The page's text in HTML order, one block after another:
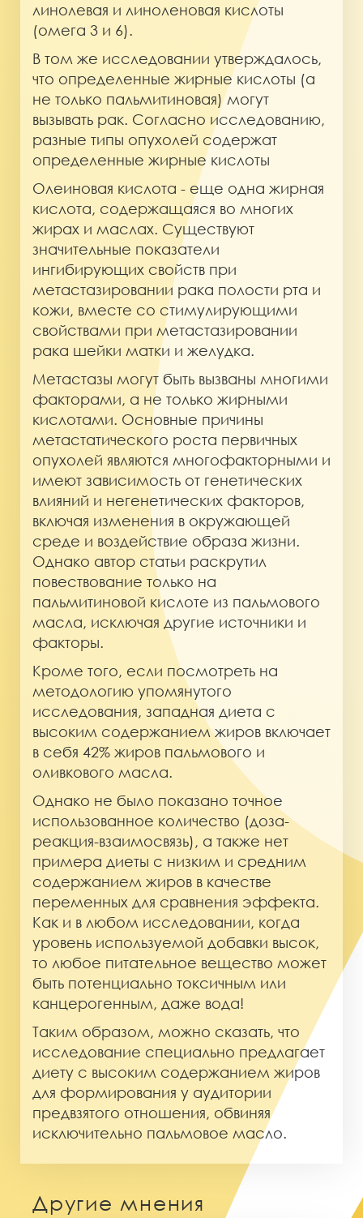
линолевая и линоленовая кислоты
(омега 3 и 6).
В том же исследовании утверждалось,
что определенные жирные кислоты (а
не только пальмитиновая) могут
вызывать рак. Согласно исследованию,
разные типы опухолей содержат
определенные жирные кислоты
Олеиновая кислота - еще одна жирная
кислота, содержащаяся во многих
жирах и маслах. Существуют
значительные показатели
ингибирующих свойств при
метастазировании рака полости рта и
кожи, вместе со стимулирующими
свойствами при метастазировании
рака шейки матки и желудка.
Метастазы могут быть вызваны многими
факторами, а не только жирными
кислотами. Основные причины
метастатического роста первичных
опухолей являются многофакторными и
имеют зависимость от генетических
влияний и негенетических факторов,
включая изменения в окружающей
среде и воздействие образа жизни.
Однако автор статьи раскрутил
повествование только на
пальмитиновой кислоте из пальмового
масла, исключая другие источники и
факторы.
Кроме того, если посмотреть на
методологию упомянутого
исследования, западная диета с
высоким содержанием жиров включает
в себя 42% жиров пальмового и
оливкового масла.
Однако не было показано точное
использованное количество (доза-
реакция-взаимосвязь), а также нет
примера диеты с низким и средним
содержанием жиров в качестве
переменных для сравнения эффекта.
Как и в любом исследовании, когда
уровень используемой добавки высок,
то любое питательное вещество может
быть потенциально токсичным или
канцерогенным, даже вода!
Таким образом, можно сказать, что
исследование специально предлагает
диету с высоким содержанием жиров
для формирования у аудитории
предвзятого отношения, обвиняя
исключительно пальмовое масло.
Другие мнения